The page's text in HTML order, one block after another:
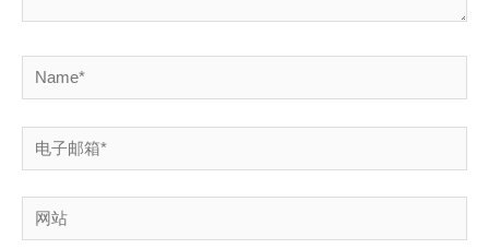
Name*
电
子
邮
箱
网
站